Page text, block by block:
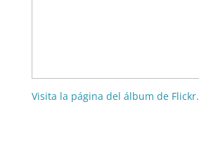
Visita la página del álbum de Flickr.